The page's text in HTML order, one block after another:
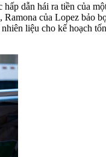
dẫn hái ra tiền của
của Lopez bảo
liệu cho kế hoạch